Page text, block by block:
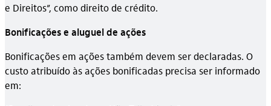
e Direitos”, como direito de crédito.
Bonificações e aluguel de ações
Bonificações em ações também devem ser declaradas. O
custo atribuído às ações bonificadas precisa ser informado
em: